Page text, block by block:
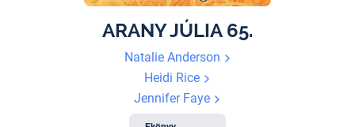
ARANY JÚLIA 65.
Natalie Anderson
Heidi Rice
Jennifer Faye